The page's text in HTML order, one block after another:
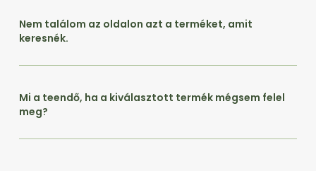
Nem találom az oldalon azt a terméket, amit
keresnék.
Mi a teendő, ha a kiválasztott termék mégsem felel
meg?